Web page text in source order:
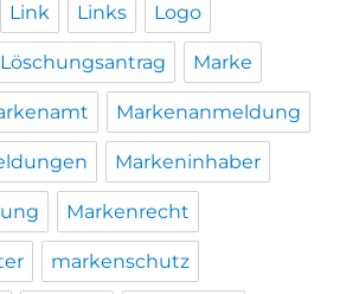
Link Links Logo
Löschungsantrag Marke
Markenanmeldung
Markeninhaber
Markenrecht
markenschutz